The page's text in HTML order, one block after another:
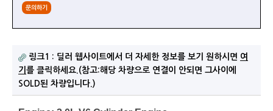
문의하기
링크1 : 딜러 웹사이트에서 더 자세한 정보를 보기 원하시면 여
기 를 클릭하세요.(참고:해당 차량으로 연결이 안되면 그사이에
SOLD된 차량입니다.)